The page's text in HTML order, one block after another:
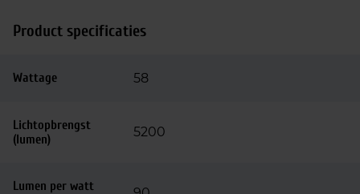
Product specificaties
Wattage 58
Lichtopbrengst
(lumen)
5200
Lumen per watt